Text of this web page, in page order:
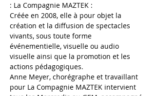
: La Compagnie MAZTEK :
Créée en 2008, elle à pour objet la
création et la diffusion de spectacles
vivants, sous toute forme
événementielle, visuelle ou audio
visuelle ainsi que la promotion et les
actions pédagogiques.
Anne Meyer, chorégraphe et travaillant
pour La Compagnie MAZTEK intervient